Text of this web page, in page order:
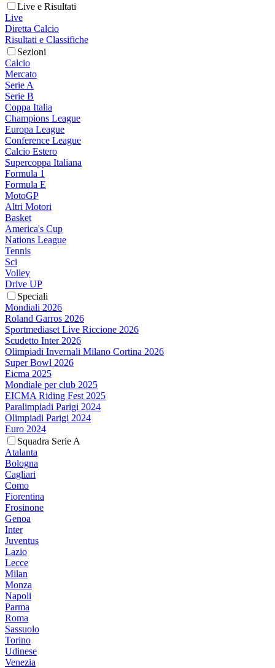
Live e Risultati
Live
Diretta Calcio
Risultati e Classifiche
Sezioni
Calcio
Mercato
Serie A
Serie B
Coppa Italia
Champions League
Europa League
Conference League
Calcio Estero
Supercoppa Italiana
Formula 1
Formula E
MotoGP
Altri Motori
Basket
America's Cup
Nations League
Tennis
Sci
Volley
Drive UP
Speciali
Mondiali 2026
Roland Garros 2026
Sportmediaset Live Riccione 2026
Scudetto Inter 2026
Olimpiadi Invernali Milano Cortina 2026
Super Bowl 2026
Eicma 2025
Mondiale per club 2025
EICMA Riding Fest 2025
Paralimpiadi Parigi 2024
Olimpiadi Parigi 2024
Euro 2024
Squadra Serie A
Atalanta
Bologna
Cagliari
Como
Fiorentina
Frosinone
Genoa
Inter
Juventus
Lazio
Lecce
Milan
Monza
Napoli
Parma
Roma
Sassuolo
Torino
Udinese
Venezia